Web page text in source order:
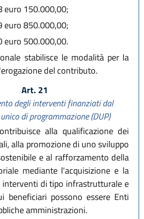
euro 150.000,00;
euro 850.000,00;
euro 500.000,00.
stabilisce le modalità per la
del contributo.
Art. 21
degli interventi finanziati dal
di programmazione (DUP)
alla qualificazione dei
alla promozione di uno sviluppo
e al rafforzamento della
mediante l'acquisizione e la
interventi di tipo infrastrutturale e
beneficiari possono essere Enti
amministrazioni.